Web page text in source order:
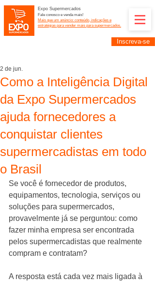
Expo Supermercados
Fale conosco e venda mais!
Mais que um anúncio: conteúdo, indicações e
estratégias para vender mais para supermercados.
Inscreva-se
Como a Inteligência Digital
da Expo Supermercados
ajuda fornecedores a
conquistar clientes
supermercadistas em todo
o Brasil
2 de jun.
Se você é fornecedor de produtos,
equipamentos, tecnologia, serviços ou
soluções para supermercados,
provavelmente já se perguntou: como
fazer minha empresa ser encontrada
pelos supermercadistas que realmente
compram e contratam?
A resposta está cada vez mais ligada à